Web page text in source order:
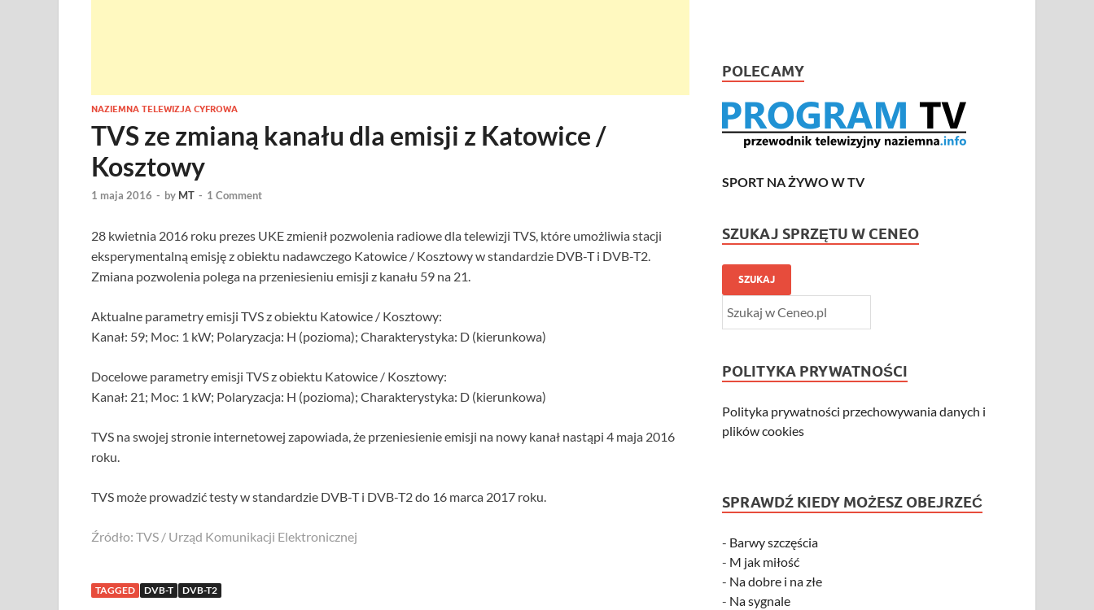
NAZIEMNA TELEWIZJA CYFROWA
TVS ze zmianą kanału dla emisji z Katowice /
Kosztowy
1 maja 2016 - by MT - 1 Comment
28 kwietnia 2016 roku prezes UKE zmienił pozwolenia radiowe dla telewizji TVS, które umożliwia stacji
eksperymentalną emisję z obiektu nadawczego Katowice / Kosztowy w standardzie DVB-T i DVB-T2.
Zmiana pozwolenia polega na przeniesieniu emisji z kanału 59 na 21.
Aktualne parametry emisji TVS z obiektu Katowice / Kosztowy:
Kanał: 59; Moc: 1 kW; Polaryzacja: H (pozioma); Charakterystyka: D (kierunkowa)
Docelowe parametry emisji TVS z obiektu Katowice / Kosztowy:
Kanał: 21; Moc: 1 kW; Polaryzacja: H (pozioma); Charakterystyka: D (kierunkowa)
TVS na swojej stronie internetowej zapowiada, że przeniesienie emisji na nowy kanał nastąpi 4 maja 2016
roku.
TVS może prowadzić testy w standardzie DVB-T i DVB-T2 do 16 marca 2017 roku.
Źródło: TVS / Urząd Komunikacji Elektronicznej
TAGGED DVB-T DVB-T2
POLECAMY
SPORT NA ŻYWO W TV
SZUKAJ SPRZĘTU W CENEO
SZUKAJ
POLITYKA PRYWATNOŚCI
Polityka prywatności przechowywania danych i
plików cookies
SPRAWDŹ KIEDY MOŻESZ OBEJRZEĆ
- Barwy szczęścia
- M jak miłość
- Na dobre i na złe
- Na sygnale